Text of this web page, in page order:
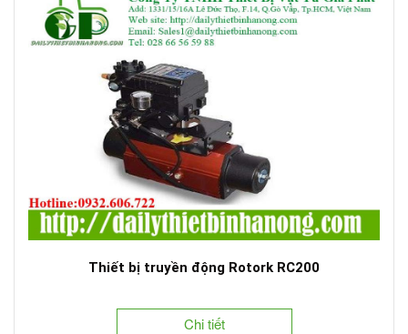
Thiết bị truyền động Rotork RC200
Chi tiết